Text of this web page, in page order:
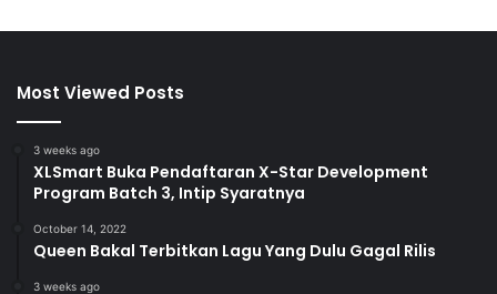
Most Viewed Posts
3 weeks ago
XLSmart Buka Pendaftaran X-Star Development
Program Batch 3, Intip Syaratnya
October 14, 2022
Queen Bakal Terbitkan Lagu Yang Dulu Gagal Rilis
3 weeks ago